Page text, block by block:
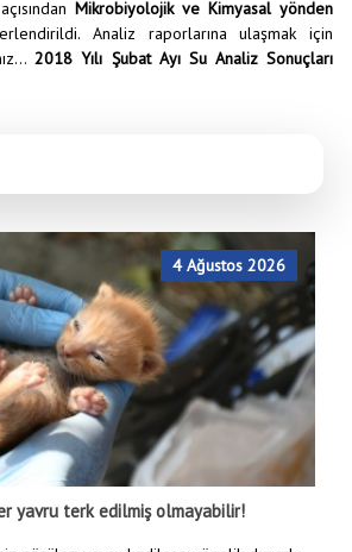
Mikrobiyolojik ve Kimyasal yönden
Analiz raporlarına ulaşmak için
2018 Yılı Şubat Ayı Su Analiz Sonuçları
4 Ağustos 2026
yavru terk edilmiş olmayabilir!